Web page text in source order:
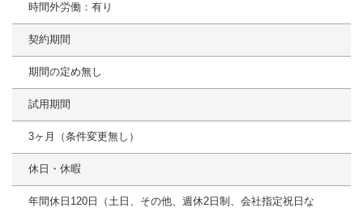
時間外労働：有り
契約期間
期間の定め無し
試用期間
3ヶ月（条件変更無し）
休日・休暇
年間休日120日（土日、その他、週休2日制、会社指定祝日な